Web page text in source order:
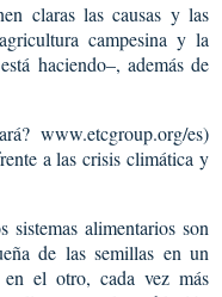
claras las causas y las
campesina y la
haciendo–, además de
www.etcgroup.org/es)
a las crisis climática y
sistemas alimentarios son
de las semillas en un
el otro, cada vez más